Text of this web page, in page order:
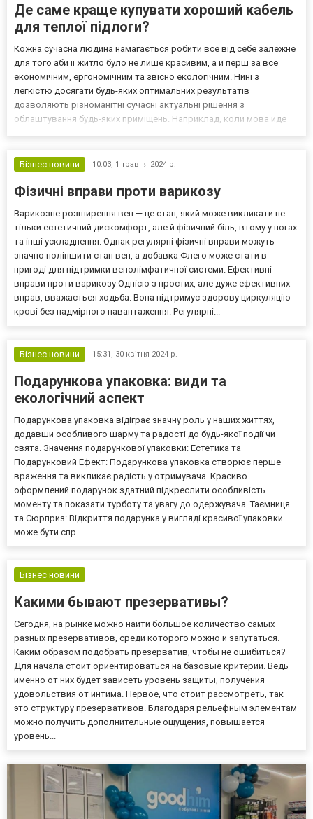
Де саме краще купувати хороший кабель
для теплої підлоги?
Кожна сучасна людина намагається робити все від себе залежне
для того аби її житло було не лише красивим, а й перш за все
економічним, ергономічним та звісно екологічним. Нині з
легкістю досягати будь-яких оптимальних результатів
дозволяють різноманітні сучасні актуальні рішення з
облаштування будь-яких приміщень. Наприклад, коли мова йде
допомо...
Бізнес новини 10:03, 1 травня 2024 р.
Фізичні вправи проти варикозу
Варикозне розширення вен — це стан, який може викликати не
тільки естетичний дискомфорт, але й фізичний біль, втому у ногах
та інші ускладнення. Однак регулярні фізичні вправи можуть
значно поліпшити стан вен, а добавка Флего може стати в
пригоді для підтримки венолімфатичної системи. Ефективні
вправи проти варикозу Однією з простих, але дуже ефективних
вправ, вважається ходьба. Вона підтримує здорову циркуляцію
крові без надмірного навантаження. Регулярні...
Бізнес новини 15:31, 30 квітня 2024 р.
Подарункова упаковка: види та
екологічний аспект
Подарункова упаковка відіграє значну роль у наших життях,
додавши особливого шарму та радості до будь-якої події чи
свята. Значення подарункової упаковки: Естетика та
Подарунковий Ефект: Подарункова упаковка створює перше
враження та викликає радість у отримувача. Красиво
оформлений подарунок здатний підкреслити особливість
моменту та показати турботу та увагу до одержувача. Таємниця
та Сюрприз: Відкриття подарунка у вигляді красивої упаковки
може бути спр...
Бізнес новини
Какими бывают презервативы?
Сегодня, на рынке можно найти большое количество самых
разных презервативов, среди которого можно и запутаться.
Каким образом подобрать презерватив, чтобы не ошибиться?
Для начала стоит ориентироваться на базовые критерии. Ведь
именно от них будет зависеть уровень защиты, получения
удовольствия от интима. Первое, что стоит рассмотреть, так
это структуру презервативов. Благодаря рельефным элементам
можно получить дополнительные ощущения, повышается
уровень...